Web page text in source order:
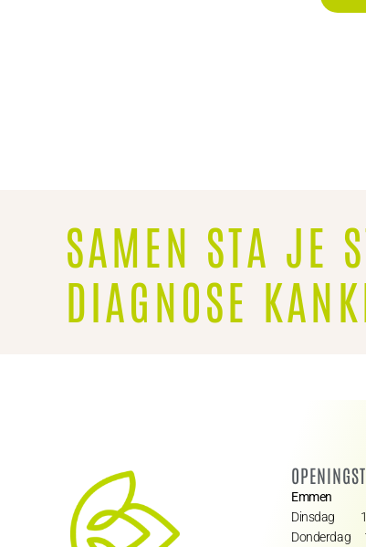
SAMEN STA JE
DIAGNOSE
Emmen
Dinsdag
Donderdag